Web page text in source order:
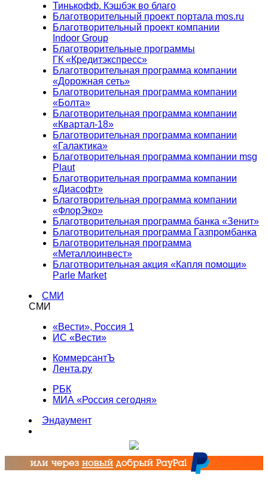
Тинькофф. Кэшбэк во благо
Благотворительный проект портала mos.ru
Благотворительный проект компании
Indoor Group
Благотворительные программы
ГК «Кредитэкспресс»
Благотворительная программа компании
«Дорожная сеть»
Благотворительная программа компании
«Болта»
Благотворительная программа компании
«Квартал-18»
Благотворительная программа компании
«Галактика»
Благотворительная программа компании msg
Plaut
Благотворительная программа компании
«Диасофт»
Благотворительная программа компании
«ФлорЭко»
Благотворительная программа банка «Зенит»
Благотворительная программа Газпромбанка
Благотворительная программа
«Металлоинвест»
Благотворительная акция «Капля помощи»
Parle Market
СМИ
СМИ
«Вести», Россия 1
ИС «Вести»
КоммерсантЪ
Лента.ру
РБК
МИА «Россия сегодня»
Эндаумент